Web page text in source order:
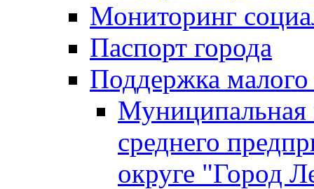
Мониторинг
Паспорт города
Поддержка малого
Муниципальная
среднего
округе "Город